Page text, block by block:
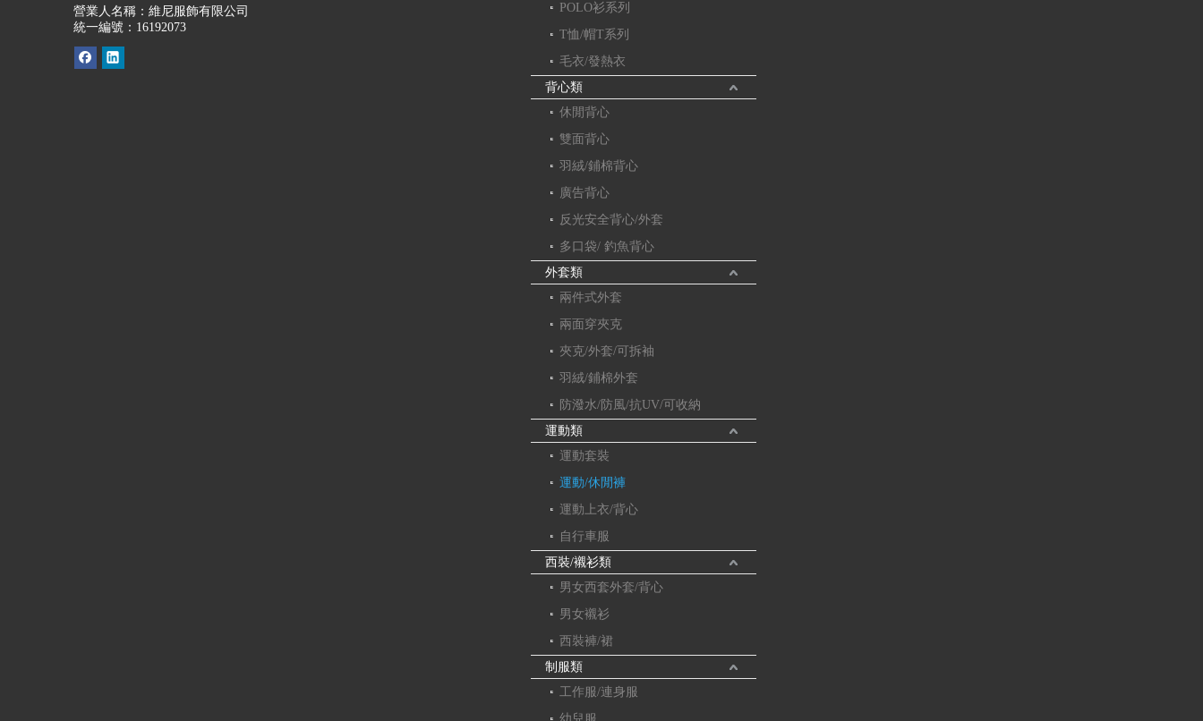
營業人名稱：維尼服飾有限公司
統一編號：16192073
POLO衫系列
T恤/帽T系列
毛衣/發熱衣
背心類
休閒背心
雙面背心
羽絨/鋪棉背心
廣告背心
反光安全背心/外套
多口袋/ 釣魚背心
外套類
兩件式外套
兩面穿夾克
夾克/外套/可拆袖
羽絨/鋪棉外套
防潑水/防風/抗UV/可收納
運動類
運動套裝
運動/休閒褲
運動上衣/背心
自行車服
西裝/襯衫類
男女西套外套/背心
男女襯衫
西裝褲/裙
制服類
工作服/連身服